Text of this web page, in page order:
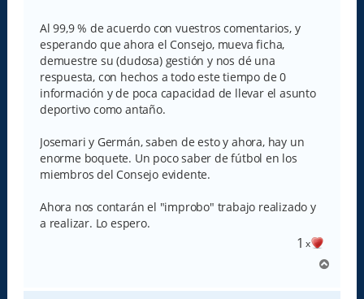
s
a
j
e
Al 99,9 % de acuerdo con vuestros comentarios, y
esperando que ahora el Consejo, mueva ficha,
demuestre su (dudosa) gestión y nos dé una
respuesta, con hechos a todo este tiempo de 0
información y de poca capacidad de llevar el asunto
deportivo como antaño.
Josemari y Germán, saben de esto y ahora, hay un
enorme boquete. Un poco saber de fútbol en los
miembros del Consejo evidente.
Ahora nos contarán el "improbo" trabajo realizado y
a realizar. Lo espero.
1 x
r